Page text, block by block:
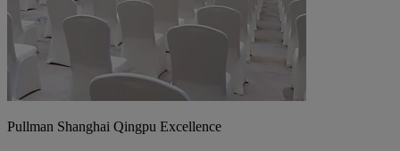
Pullman Shanghai Qingpu Excellence